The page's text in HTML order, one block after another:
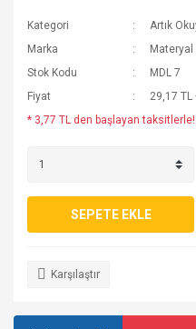
Kategori
Artık
Marka
Stok Kodu
MDL 7
Fiyat
29,17 TL
* 3,77 TL den başlayan taksitlerle!
SEPETE EKLE
Karşılaştır